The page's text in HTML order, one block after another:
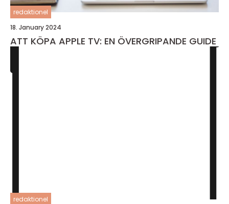
redaktionel
18. January 2024
ATT KÖPA APPLE TV: EN ÖVERGRIPANDE GUIDE
redaktionel